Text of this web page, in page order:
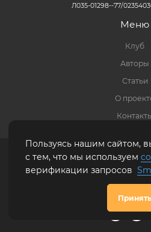
Л035-01298--77/
Меню
Клуб
Авторы
Статьи
О
Правовая информация |Политика
сайта
+7 (916)
Пользуясь нашим сайтом,
с тем, что мы используем
верификации запросов
Принять